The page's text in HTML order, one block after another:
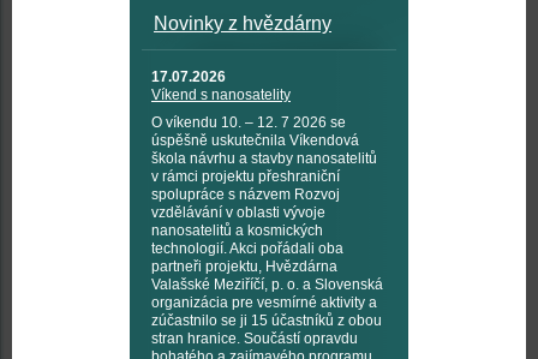
Novinky z hvězdárny
17.07.2026
Víkend s nanosatelity
O víkendu 10. – 12. 7 2026 se
úspěšně uskutečnila Víkendová
škola návrhu a stavby nanosatelitů
v rámci projektu přeshraniční
spolupráce s názvem Rozvoj
vzdělávání v oblasti vývoje
nanosatelitů a kosmických
technologií. Akci pořádali oba
partneři projektu, Hvězdárna
Valašské Meziříčí, p. o. a Slovenská
organizácia pre vesmírné aktivity a
zúčastnilo se ji 15 účastníků z obou
stran hranice. Součástí opravdu